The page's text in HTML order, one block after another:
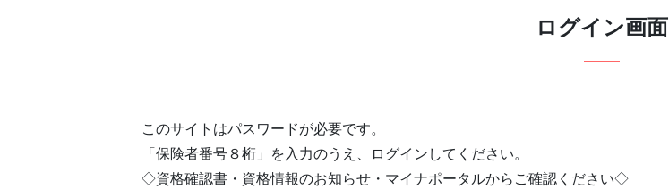
ログイン画面
このサイトはパスワードが必要です。
「保険者番号８桁」を入力のうえ、ログインしてください。
◇資格確認書・資格情報のお知らせ・マイナポータルからご確認ください◇